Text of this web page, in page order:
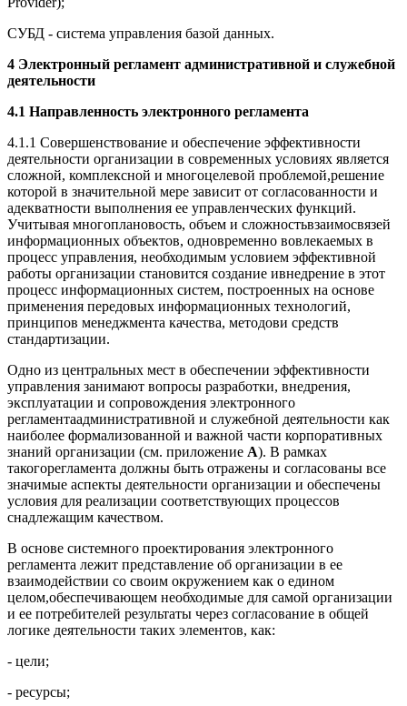
СУБД - система управления базой данных.
4 Электронный регламент административной и служебной
деятельности
4.1 Направленность электронного регламента
4.1.1 Совершенствование и обеспечение эффективности
деятельности организации в современных условиях является
сложной, комплексной и многоцелевой проблемой,решение
которой в значительной мере зависит от согласованности и
адекватности выполнения ее управленческих функций.
Учитывая многоплановость, объем и сложностьвзаимосвязей
информационных объектов, одновременно вовлекаемых в
процесс управления, необходимым условием эффективной
работы организации становится создание ивнедрение в этот
процесс информационных систем, построенных на основе
применения передовых информационных технологий,
принципов менеджмента качества, методови средств
стандартизации.
Одно из центральных мест в обеспечении эффективности
управления занимают вопросы разработки, внедрения,
эксплуатации и сопровождения электронного
регламентаадминистративной и служебной деятельности как
наиболее формализованной и важной части корпоративных
знаний организации (см. приложение А). В рамках
такогорегламента должны быть отражены и согласованы все
значимые аспекты деятельности организации и обеспечены
условия для реализации соответствующих процессов
снадлежащим качеством.
В основе системного проектирования электронного
регламента лежит представление об организации в ее
взаимодействии со своим окружением как о едином
целом,обеспечивающем необходимые для самой организации
и ее потребителей результаты через согласование в общей
логике деятельности таких элементов, как:
- цели;
- ресурсы;